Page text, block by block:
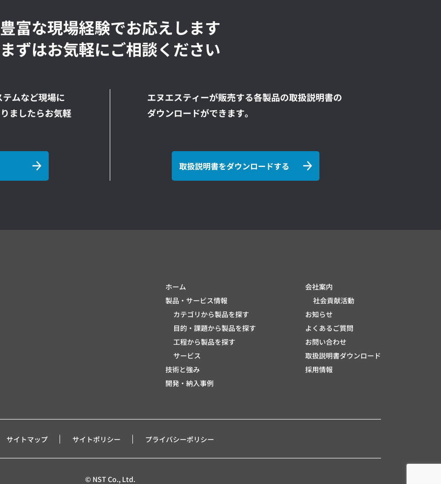
豊富な現場経験でお応えします
まずはお気軽にご相談ください
ムなど現場に
ましたらお気軽
エヌエスティーが販売する各製品の取扱説明書の
ダウンロードができます。
取扱説明書をダウンロードする
ホーム
製品・サービス情報
カテゴリから製品を探す
目的・課題から製品を探す
工程から製品を探す
サービス
技術と強み
開発・納入事例
会社案内
社会貢献活動
お知らせ
よくあるご質問
お問い合わせ
取扱説明書ダウンロード
採用情報
サイトマップ サイトポリシー プライバシーポリシー
© NST Co., Ltd.